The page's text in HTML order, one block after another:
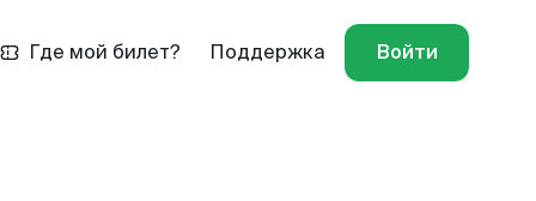
Где мой билет? Поддержка Войти